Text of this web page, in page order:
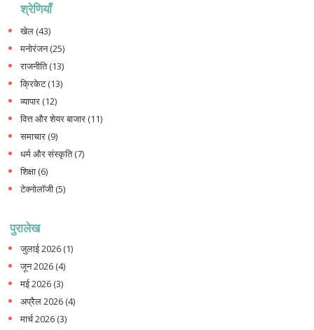
श्रेणियाँ
खेल (43)
मनोरंजन(25)
राजनीति(13)
क्रिकेट(13)
व्यापार (12)
वित्त और शेयर बाजार (11)
समाचार (9)
धर्म और संस्कृति(7)
शिक्षा (6)
टेक्नोलॉजी (5)
पुरालेख
जुलाई 2026 (1)
जून 2026 (4)
मई 2026 (3)
अप्रैल 2026 (4)
मार्च 2026 (3)